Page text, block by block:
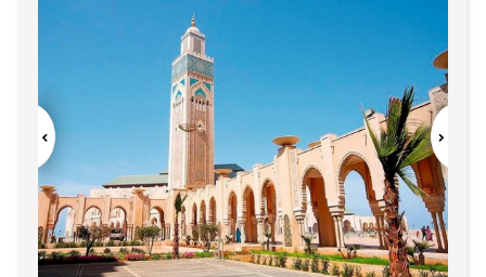
ХОТЕЛИ В АЛБАНИЯ
АВТОБУСИ ПОД НАЕМ
ЗА НАС
КОНТАКТИ